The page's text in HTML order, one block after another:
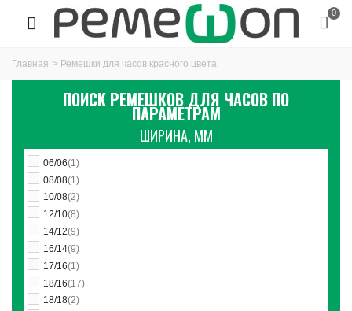
0
Главная > Ремешки для часов красного цвета
ПОИСК РЕМЕШКОВ ДЛЯ ЧАСОВ ПО
ПАРАМЕТРАМ
ШИРИНА, ММ
06/06(1)
08/08(1)
10/08(2)
12/10(8)
14/12(9)
16/14(9)
17/16(1)
18/16(17)
18/18(2)